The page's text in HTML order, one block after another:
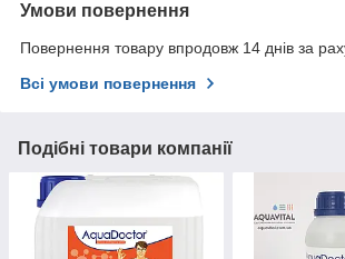
Умови повернення
Повернення товару впродовж 14 днів за
Всі умови повернення
Подібні товари компанії